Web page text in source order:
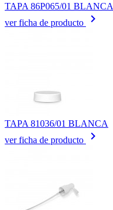
TAPA 86P065/01 BLANCA
ver ficha de producto
keyboard_arrow_right
TAPA 81036/01 BLANCA
ver ficha de producto
keyboard_arrow_right